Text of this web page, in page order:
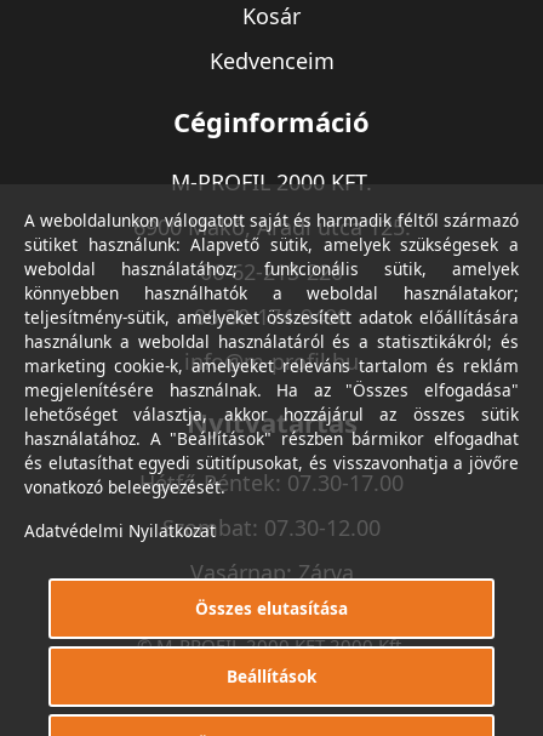
Kosár
Kedvenceim
Céginformáció
M-PROFIL 2000 KFT.
6900 Makó, Aradi utca 125.
06-62-213-220
06-30-174-9490
info@m-profil.hu
Nyitvatartás
Hétfő-Péntek: 07.30-17.00
Szombat: 07.30-12.00
Vasárnap: Zárva
© M-PROFIL 2000 KFT 2000 Kft.
Minden jog fenntartva.
KészítetteI.T.C. Kft.
A weboldalunkon válogatott saját és harmadik féltől származó
sütiket használunk: Alapvető sütik, amelyek szükségesek a
weboldal használatához; funkcionális sütik, amelyek
könnyebben használhatók a weboldal használatakor;
teljesítmény-sütik, amelyeket összesített adatok előállítására
használunk a weboldal használatáról és a statisztikákról; és
marketing cookie-k, amelyeket releváns tartalom és reklám
megjelenítésére használnak. Ha az "Összes elfogadása"
lehetőséget választja, akkor hozzájárul az összes sütik
használatához. A "Beállítások" részben bármikor elfogadhat
és elutasíthat egyedi sütitípusokat, és visszavonhatja a jövőre
vonatkozó beleegyezését.
Adatvédelmi Nyilatkozat
Összes elutasítása
Beállítások